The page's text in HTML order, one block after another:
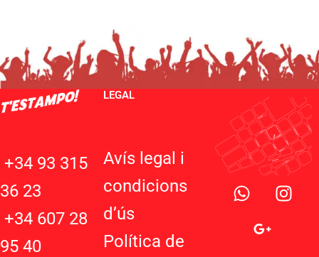
+34 93 315
36 23
+34 607 28
95 40
LEGAL
Avís legal i
condicions
d’ús
Política de
W
h
I
n
o
g